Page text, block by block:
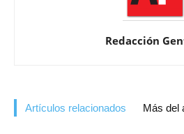
Redacción
Artículos relacionados Más del